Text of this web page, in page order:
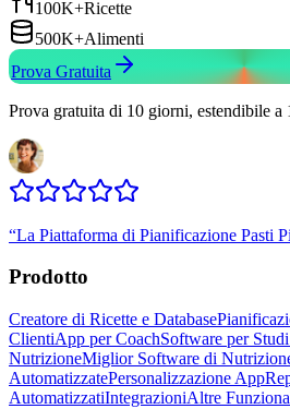
100K+Ricette
500K+Alimenti
Prova Gratuita
Prova gratuita di 10 giorni, estendibile a
“La Piattaforma di Pianificazione Pasti
Prodotto
Creatore di Ricette e Database
ClientiApp per CoachSoftware per
NutrizioneMiglior Software di
AutomatizzatePersonalizzazione App
AutomatizzatiIntegrazioniAltre